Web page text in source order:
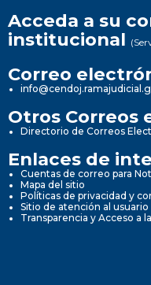
Acceda a su
institucional
Correo
Otros Correos
Directorio de Correos
Enlaces de
Cuentas de correo para
Mapa del sitio
Políticas de privacidad y
Sitio de atención al usuario
Transparencia y Acceso a